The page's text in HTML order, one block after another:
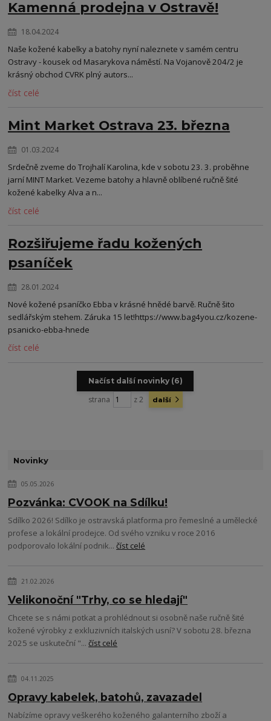
Novinky
05.05.2026
Pozvánka: CVOOK na Sdílku!
Sdílko 2026! Sdílko je ostravská platforma pro řemeslné a umělecké
profese a lokální prodejce. Od svého vzniku v roce 2016
podporovalo lokální podnik...číst celé
21.02.2026
Velikonoční "Trhy, co se hledají"
Chcete se s námi potkat a prohlédnout si osobně naše ručně šité
kožené výrobky z exkluzivních italských usní? V sobotu 28. března
2025 se uskuteční "...číst celé
04.11.2025
Opravy kabelek, batohů, zavazadel
Nabízíme opravy veškerého koženého galanterního zboží a
Kamenná prodejna v Ostravě!
18.04.2024
Naše kožené kabelky a batohy nyní naleznete v samém centru
Ostravy - kousek od Masarykova náměstí. Na Vojanově 204/2 je
krásný obchod CVRK plný autors...
číst celé
Mint Market Ostrava 23. března
01.03.2024
Srdečně zveme do Trojhalí Karolina, kde v sobotu 23. 3. proběhne
jarní MINT Market. Vezeme batohy a hlavně oblíbené ručně šité
kožené kabelky Alva a n...
číst celé
Rozšiřujeme řadu kožených
psaníček
28.01.2024
Nové kožené psaníčko Ebba v krásné hnědé barvě. Ručně šito
sedlářským stehem. Záruka 15 let!https://www.bag4you.cz/kozene-
psanicko-ebba-hnede
číst celé
Načíst další novinky (6)
strana z 2 další